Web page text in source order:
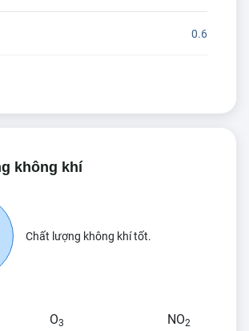
0.6
không khí
Chất lượng không khí tốt.
O3 NO2